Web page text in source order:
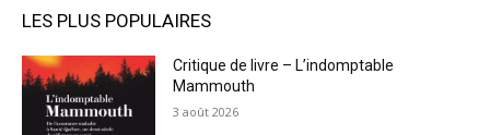
LES PLUS POPULAIRES
Critique de livre – L’indomptable
Mammouth
3 août 2026